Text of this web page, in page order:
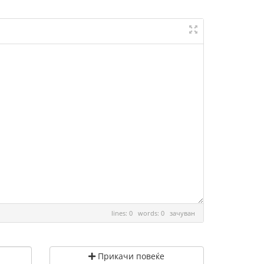
lines: 0 words: 0 зачуван
Прикачи повеќе